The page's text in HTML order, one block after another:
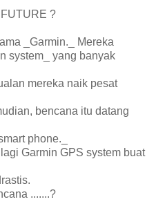
?
_Garmin._ Mereka
system_ yang banyak
mereka naik pesat
bencana itu datang
phone._
Garmin GPS system buat
.......?